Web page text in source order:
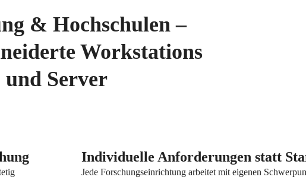
& Hochschulen –
Workstations
und Server
Individuelle Anforderungen statt
Jede Forschungseinrichtung arbeitet mit eigenen